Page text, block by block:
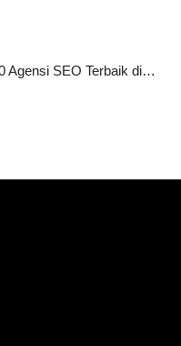
10 Agensi SEO Terbaik di Jakarta 2026 untuk Tingkatkan Peringkat Website Anda